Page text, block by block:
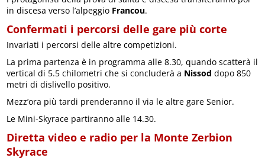
in discesa verso l’alpeggio Francou.
Confermati i percorsi delle gare più corte
Invariati i percorsi delle altre competizioni.
La prima partenza è in programma alle 8.30, quando scatterà il
vertical di 5.5 chilometri che si concluderà a Nissod dopo 850
metri di dislivello positivo.
Mezz’ora più tardi prenderanno il via le altre gare Senior.
Le Mini-Skyrace partiranno alle 14.30.
Diretta video e radio per la Monte Zerbion
Skyrace